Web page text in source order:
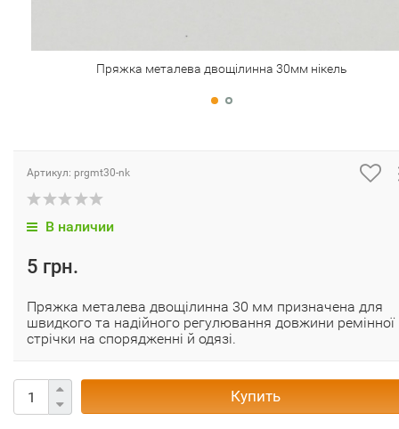
Пряжка металева двощілинна 30мм нікель
Артикул: prgmt30-nk
В наличии
5 грн.
Пряжка металева двощілинна 30 мм призначена для
швидкого та надійного регулювання довжини ремінної
стрічки на спорядженні й одязі.
Купить